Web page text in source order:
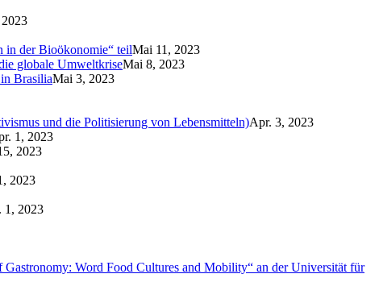
in der Bioökonomie“ teilMai 11, 2023
globale UmweltkriseMai 8, 2023
BrasiliaMai 3, 2023
und die Politisierung von Lebensmitteln)Apr. 3, 2023
1, 2023
2023
2023
1, 2023
Word Food Cultures and Mobility“ an der Universität für